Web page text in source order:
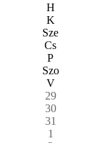
H
K
Sze
Cs
P
Szo
V
29
30
31
1